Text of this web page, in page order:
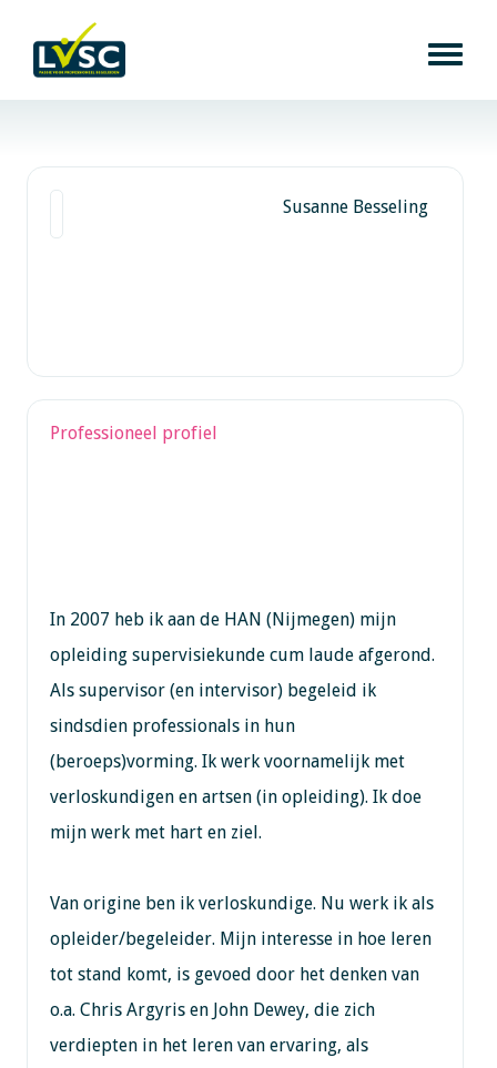
Susanne Besseling
Professioneel profiel
In 2007 heb ik aan de HAN (Nijmegen) mijn
opleiding supervisiekunde cum laude afgerond.
Als supervisor (en intervisor) begeleid ik
sindsdien professionals in hun
(beroeps)vorming. Ik werk voornamelijk met
verloskundigen en artsen (in opleiding). Ik doe
mijn werk met hart en ziel.
Van origine ben ik verloskundige. Nu werk ik als
opleider/begeleider. Mijn interesse in hoe leren
tot stand komt, is gevoed door het denken van
o.a. Chris Argyris en John Dewey, die zich
verdiepten in het leren van ervaring, als